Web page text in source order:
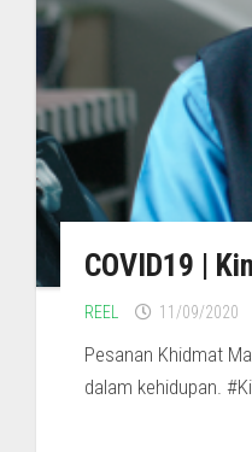
COVID19 |
REEL 11/09/2020
Pesanan Khidmat
dalam kehidupan.